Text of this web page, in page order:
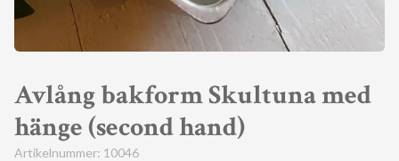
Avlång bakform Skultuna med
hänge (second hand)
Artikelnummer: 10046